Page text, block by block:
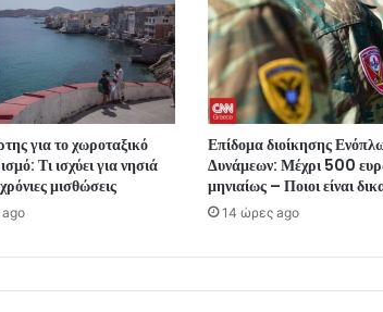
για το χωροταξικό
Τι ισχύει για νησιά
μισθώσεις
Επίδομα διοίκησης
Δυνάμεων: Μέχρι 500
μηνιαίως – Ποιοι είναι
14 ώρες ago